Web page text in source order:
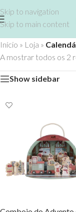
Skip to navigation
Skip to main content
Início » Loja »
A mostrar todos os 2
Show sidebar